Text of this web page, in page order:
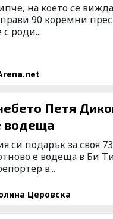
на което се
90 коремни
роди...
Петя
водеща
си подарък за своя
е водеща в Би
в...
Церовска